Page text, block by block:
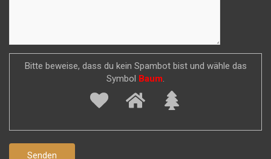
Bitte beweise, dass du kein Spambot bist und wähle das
Symbol
Baum.